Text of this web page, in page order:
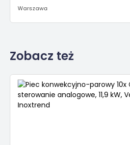
Warszawa
Zobacz też